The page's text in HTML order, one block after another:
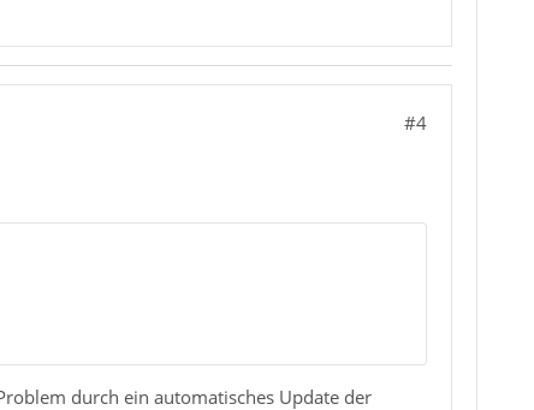
#4
durch ein automatisches Update der